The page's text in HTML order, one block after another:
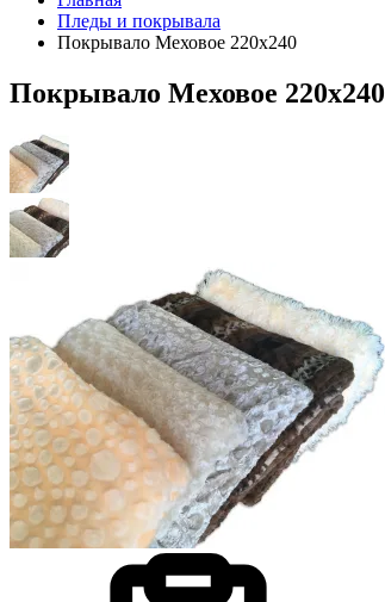
Пледы и покрывала
Покрывало Меховое 220х240
Покрывало Меховое 220х240